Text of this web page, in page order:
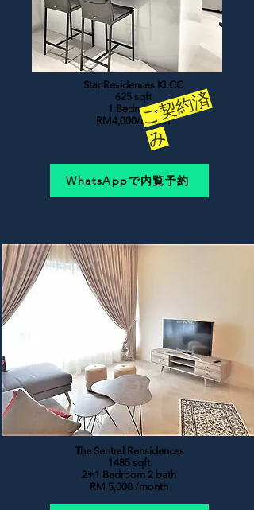
Star Residences KLCC
625 sqft
1 Bedroom
RM4,000/monthご
契
約
済
み
WhatsAppで内覧予約
The Sentral Rensidences
1485 sqft
2+1 Bedroom 2 bath
RM 5,000 /month